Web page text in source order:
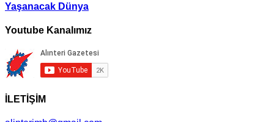
Yaşanacak Dünya
Youtube Kanalımız
İLETİŞİM